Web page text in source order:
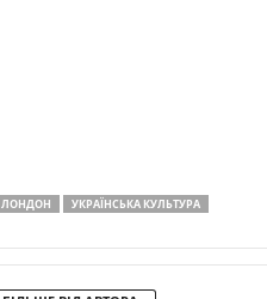
ЛОНДОН
УКРАЇНСЬКА КУЛЬТУРА